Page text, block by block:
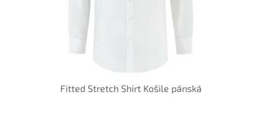
Fitted Stretch Shirt Košile pánská